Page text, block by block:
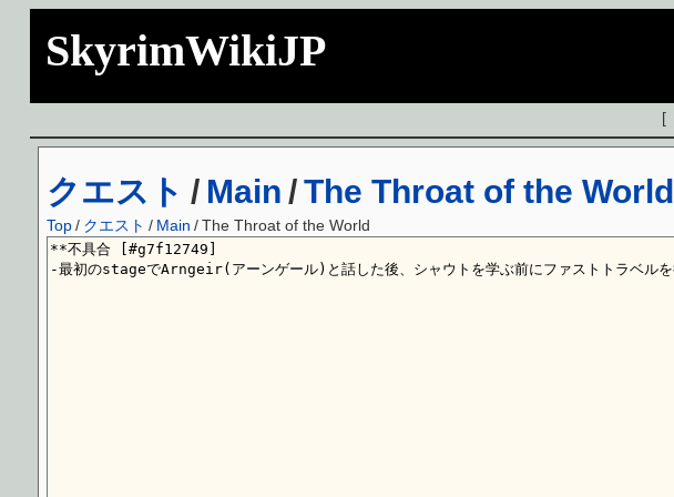
SkyrimWikiJP
[
クエスト / Main /The Throat of the World
Top/ クエスト / Main / The Throat of the World